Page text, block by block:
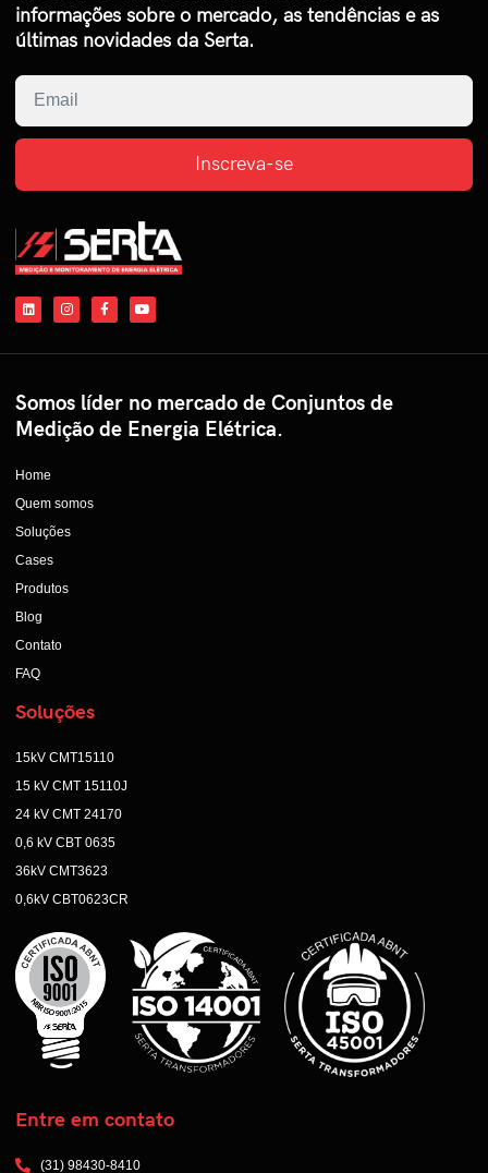
informações sobre o mercado, as tendências e as
últimas novidades da Serta.
Inscreva-se
Somos líder no mercado de Conjuntos de
Medição de Energia Elétrica.
Home
Quem somos
Soluções
Cases
Produtos
Blog
Contato
FAQ
Soluções
15kV CMT15110
15 kV CMT 15110J
24 kV CMT 24170
0,6 kV CBT 0635
36kV CMT3623
0,6kV CBT0623CR
Entre em contato
(31) 98430-8410